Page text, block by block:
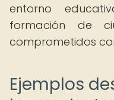
entorno
formación de
comprometidos
Ejemplos